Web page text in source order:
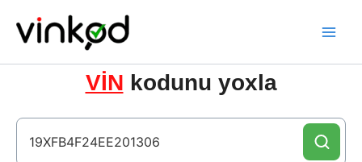
content
VİN kodunu yoxla